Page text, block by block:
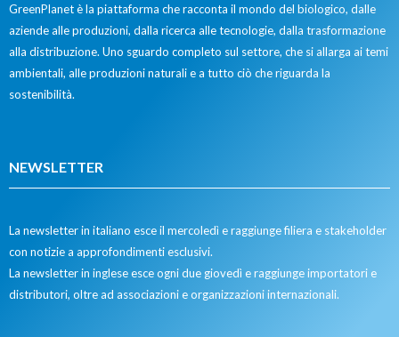
GreenPlanet è la piattaforma che racconta il mondo del biologico, dalle
aziende alle produzioni, dalla ricerca alle tecnologie, dalla trasformazione
alla distribuzione. Uno sguardo completo sul settore, che si allarga ai temi
ambientali, alle produzioni naturali e a tutto ciò che riguarda la
sostenibilità.
NEWSLETTER
La newsletter in italiano esce il mercoledì e raggiunge filiera e stakeholder
con notizie a approfondimenti esclusivi.
La newsletter in inglese esce ogni due giovedì e raggiunge importatori e
distributori, oltre ad associazioni e organizzazioni internazionali.